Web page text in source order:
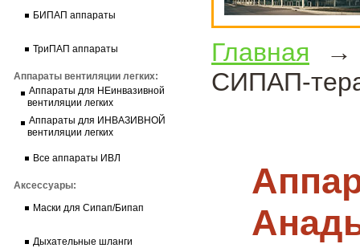
БИПАП аппараты
ТриПАП аппараты
Аппараты вентиляции легких:
Аппараты для НЕинвазивной
вентиляции легких
Аппараты для ИНВАЗИВНОЙ
вентиляции легких
Все аппараты ИВЛ
Аксессуары:
Маски для Сипап/Бипап
Дыхательные шланги
Главная
СИПАП-